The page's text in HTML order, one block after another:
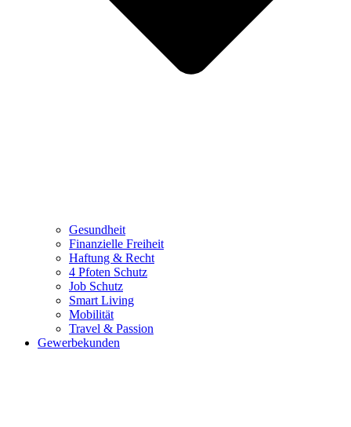
Gesundheit
Finanzielle Freiheit
Haftung & Recht
4 Pfoten Schutz
Job Schutz
Smart Living
Mobilität
Travel & Passion
Gewerbekunden